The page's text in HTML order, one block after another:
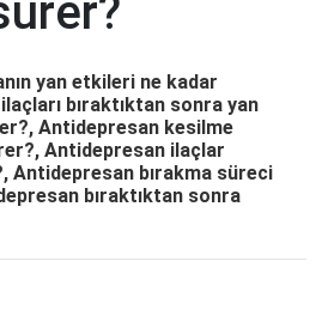
yan etkileri ne kadar
bıraktıktan sonra yan
Antidepresan kesilme
Antidepresan ilaçlar
Antidepresan bırakma süreci
bıraktıktan sonra